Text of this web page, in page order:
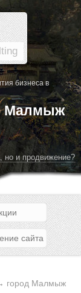
бизнеса в
Малмыж
но и продвижение?
сайта
город Малмыж